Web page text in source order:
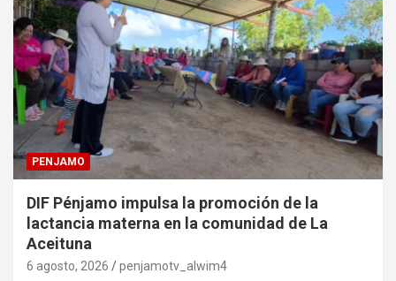
PENJAMO
DIF Pénjamo impulsa la promoción de la
lactancia materna en la comunidad de La
Aceituna
6 agosto, 2026 penjamotv_alwim4